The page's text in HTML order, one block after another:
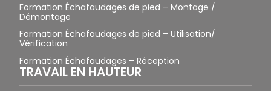
Formation Échafaudages de pied – Montage /
Démontage
Formation Échafaudages de pied – Utilisation/
Vérification
Formation Échafaudages – Réception
TRAVAIL EN HAUTEUR